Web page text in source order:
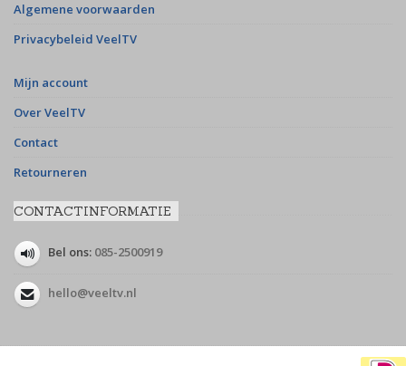
Algemene voorwaarden
Privacybeleid VeelTV
Mijn account
Over VeelTV
Contact
Retourneren
CONTACTINFORMATIE
Bel ons: 085-2500919
hello@veeltv.nl